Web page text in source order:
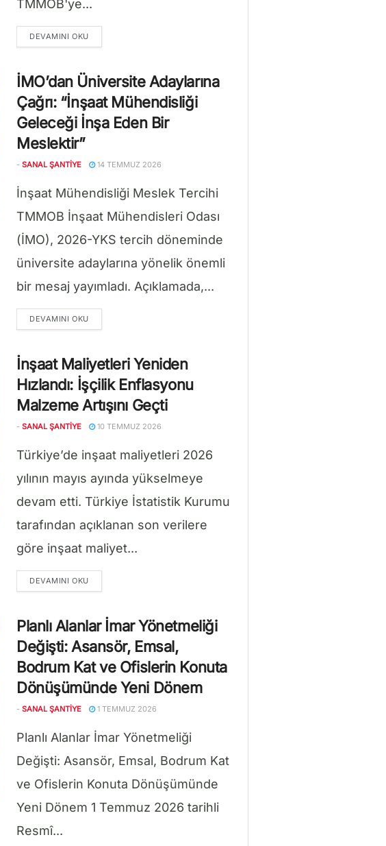
TMMOB'ye...
DEVAMINI OKUDETAILS
İMO’dan Üniversite Adaylarına
Çağrı: “İnşaat Mühendisliği
Geleceği İnşa Eden Bir
Meslektir”
- SANAL ŞANTIYE 14 TEMMUZ 2026
İnşaat Mühendisliği Meslek Tercihi
TMMOB İnşaat Mühendisleri Odası
(İMO), 2026-YKS tercih döneminde
üniversite adaylarına yönelik önemli
bir mesaj yayımladı. Açıklamada,...
DEVAMINI OKUDETAILS
İnşaat Maliyetleri Yeniden
Hızlandı: İşçilik Enflasyonu
Malzeme Artışını Geçti
- SANAL ŞANTIYE 10 TEMMUZ 2026
Türkiye’de inşaat maliyetleri 2026
yılının mayıs ayında yükselmeye
devam etti. Türkiye İstatistik Kurumu
tarafından açıklanan son verilere
göre inşaat maliyet...
DEVAMINI OKUDETAILS
Planlı Alanlar İmar Yönetmeliği
Değişti: Asansör, Emsal,
Bodrum Kat ve Ofislerin Konuta
Dönüşümünde Yeni Dönem
- SANAL ŞANTIYE 1 TEMMUZ 2026
Planlı Alanlar İmar Yönetmeliği
Değişti: Asansör, Emsal, Bodrum Kat
ve Ofislerin Konuta Dönüşümünde
Yeni Dönem 1 Temmuz 2026 tarihli
Resmî...